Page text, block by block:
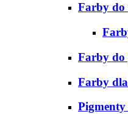
Farby
Farby do
Farby